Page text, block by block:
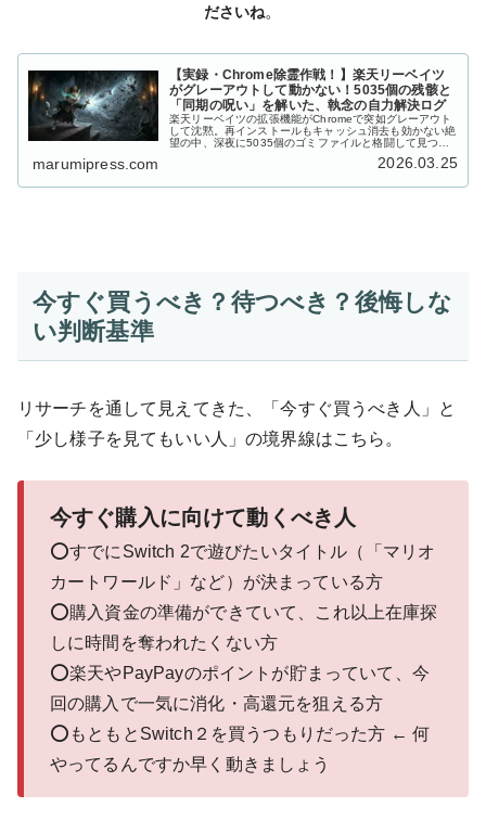
ださいね。
【実録・Chrome除霊作戦！】楽天リーベイツ
がグレーアウトして動かない！5035個の残骸と
「同期の呪い」を解いた、執念の自力解決ログ
楽天リーベイツの拡張機能がChromeで突如グレーアウト
して沈黙。再インストールもキャッシュ消去も効かない絶
望の中、深夜に5035個のゴミファイルと格闘して見つけ
ドプロンプト）を武器に、同期の呪いを解いた全記録を公
marumipress.com 2026.03.25
今すぐ買うべき？待つべき？後悔しな
い判断基準
リサーチを通して見えてきた、「今すぐ買うべき人」と
「少し様子を見てもいい人」の境界線はこちら。
今すぐ購入に向けて動くべき人
⭕すでにSwitch 2で遊びたいタイトル（「マリオ
カートワールド」など）が決まっている方
⭕購入資金の準備ができていて、これ以上在庫探
しに時間を奪われたくない方
⭕楽天やPayPayのポイントが貯まっていて、今
回の購入で一気に消化・高還元を狙える方
⭕もともとSwitch２を買うつもりだった方 ← 何
やってるんですか早く動きましょう